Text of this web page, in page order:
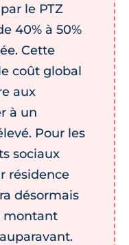
le PTZ
40% à 50%
Cette
coût global
aux
à un
Pour les
sociaux
résidence
désormais
montant